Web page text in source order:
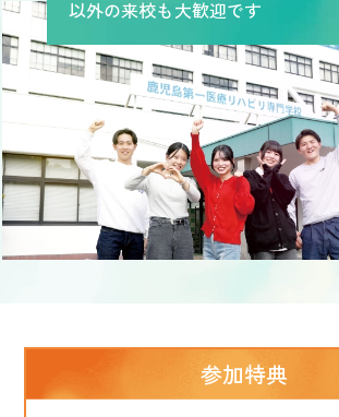
以外の来校も大歓迎です
参加特典